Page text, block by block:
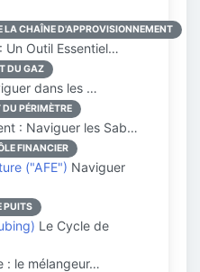
LA CHAÎNE D'APPROVISIONNEMENT
Un Outil Essentiel…
DU GAZ
dans les …
PÉRIMÈTRE
: Naviguer les Sab…
FINANCIER
("AFE") Naviguer
PUITS
Le Cycle de
: le mélangeur…